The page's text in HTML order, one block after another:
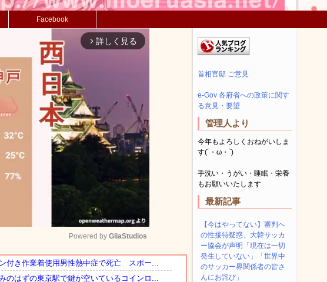
Facebook
arrow_forward_ios 詳しく見る
Mute
Powered by GliaStudios
首相官邸 ご意見
e-Gov 各府省への政策に関す
る意見・要望
管理人より
今年もよろしくおねがいしま
す(´・ω・`)
手洗い・うがい・睡眠・栄養
もお願いいたします
最新記事
【今はやってない】審判へ
の性接待疑惑、大韓サッカ
ー協会が声明「現在は一切
発生していない」「世界中
のサッカー界関係者の皆さ
んにお詫び」